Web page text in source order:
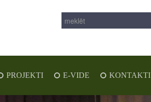
PROJEKTI E-VIDE KONTAKTI